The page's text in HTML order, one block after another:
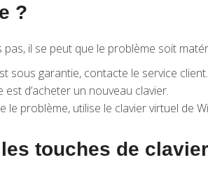
?
il se peut que le problème soit
sous garantie, contacte le service client.
d’acheter un nouveau clavier.
le problème, utilise le clavier virtuel de
touches de clavier